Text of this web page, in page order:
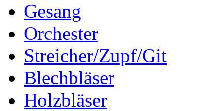
Gesang
Orchester
Streicher/Zupf/Git
Blechbläser
Holzbläser